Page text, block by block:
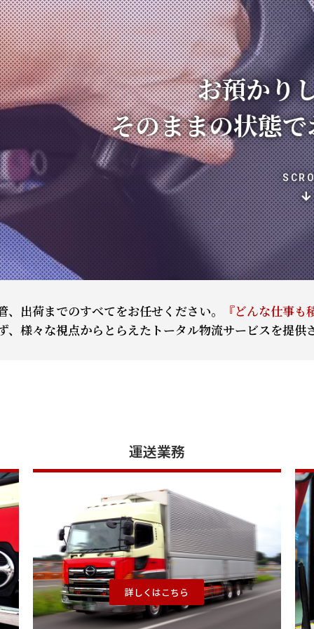
お預かりした製品は
ままの状態でお届けいたし
SCROLL
出荷までのすべてをお任せください。
『どんな仕事
、様々な視点からとらえたトータル物流サービスを提供
運送業務
詳しくはこちら